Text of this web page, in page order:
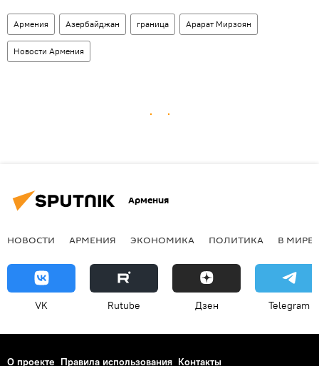
Армения Азербайджан граница Арарат Мирзоян
Новости Армения
Армения
НОВОСТИ АРМЕНИЯ ЭКОНОМИКА ПОЛИТИКА В МИРЕ
VK Rutube Дзен Telegram
О проекте Правила использования Контакты